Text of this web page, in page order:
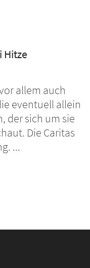
Hitze
allem auch
eventuell allein
der sich um sie
Die Caritas
...